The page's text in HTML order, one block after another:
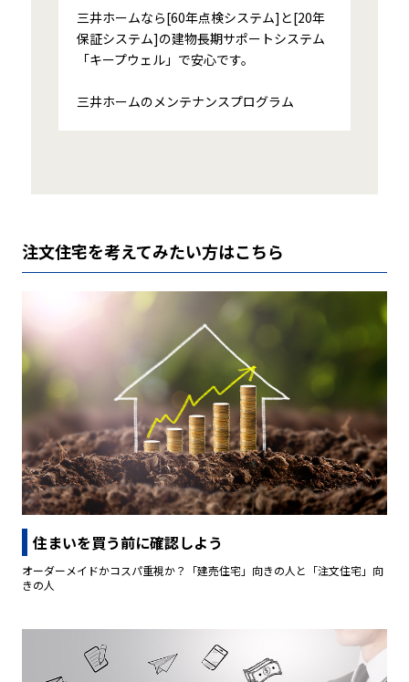
三井ホームなら[60年点検システム]と[20年
保証システム]の建物長期サポートシステム
「キープウェル」で安心です。
三井ホームのメンテナンスプログラム
注文住宅を考えてみたい方はこちら
住まいを買う前に確認しよう
オーダーメイドかコスパ重視か？「建売住宅」向きの人と「注文住宅」向
きの人